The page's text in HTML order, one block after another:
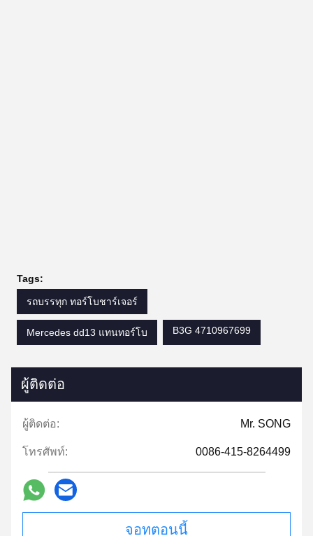
Tags:
รถบรรทุก ทอร์โบชาร์เจอร์
Mercedes dd13 แทนทอร์โบ B3G 4710967699
ผู้ติดต่อ
ผู้ติดต่อ: Mr. SONG
โทรศัพท์: 0086-415-8264499
จอทตอนนี้